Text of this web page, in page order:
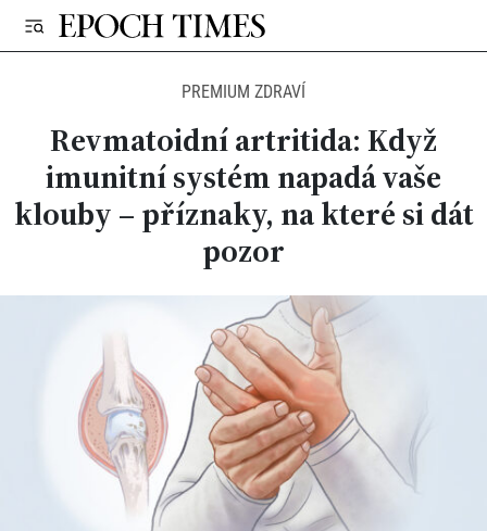
PREMIUM ZDRAVÍ
Revmatoidní artritida: Když
imunitní systém napadá vaše
klouby – příznaky, na které si dát
pozor